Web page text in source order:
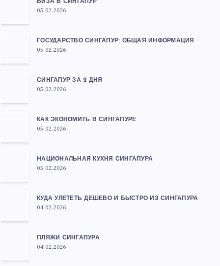
ВИЗА В СИНГАПУР
05.02.2026
ГОСУДАРСТВО СИНГАПУР: ОБЩАЯ ИНФОРМАЦИЯ
05.02.2026
СИНГАПУР ЗА 2 ДНЯ
05.02.2026
КАК ЭКОНОМИТЬ В СИНГАПУРЕ
05.02.2026
НАЦИОНАЛЬНАЯ КУХНЯ СИНГАПУРА
05.02.2026
КУДА УЛЕТЕТЬ ДЕШЕВО И БЫСТРО ИЗ СИНГАПУРА
04.02.2026
ПЛЯЖИ СИНГАПУРА
04.02.2026